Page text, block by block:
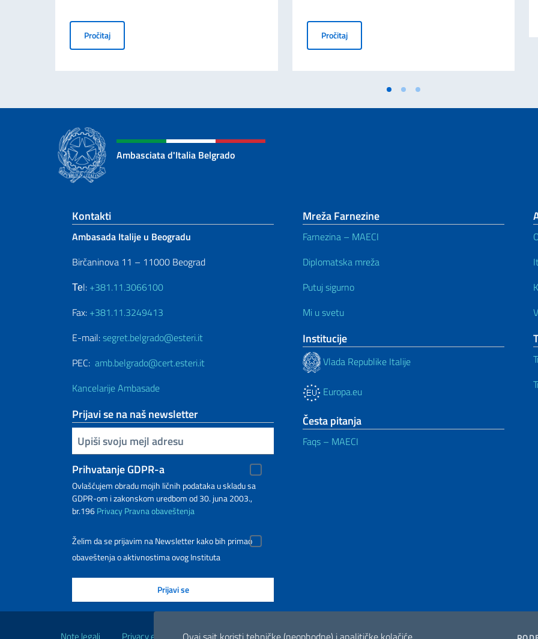
PročitajITALIJANSKI AMBASADOR U SRBIJI, LUKA GORI, NA POSLOVNOM FORUMU POSVEĆENOM ENERGETICI,
PročitajAMBASADOR GORI UČESTVUJE NA 93.
Ambasciata d'Italia Belgrado
Footer section
Kontakti
Ambasada Italije u Beogradu
Birčaninova 11 – 11000 Beograd
Теl: +381.11.3066100
Fax: +381.11.3249413
E-mail:segret.belgrado@esteri.it
PEC: amb.belgrado@cert.esteri.it
Kancelarije Ambasade
Prijavi se na naš newsletter
Upiši vaš imejl
Prihvatanje GDPR-a
Ovlašćujem obradu mojih ličnih podataka u skladu sa
GDPR-om i zakonskom uredbom od 30. juna 2003.,
br.196PrivacyPravna obaveštenja
Želim da se prijavim na Newsletter kako bih primao
obaveštenja o aktivnostima ovog Instituta
Mreža Farnezine
Farnezina – MAECI
Diplomatska mreža
Putuj sigurno
Mi u svetu
Institucije
Vlada Republike Italije
Europa.eu
Česta pitanja
Faqs – MAECI
Korisni linkovi 2026 Copyright